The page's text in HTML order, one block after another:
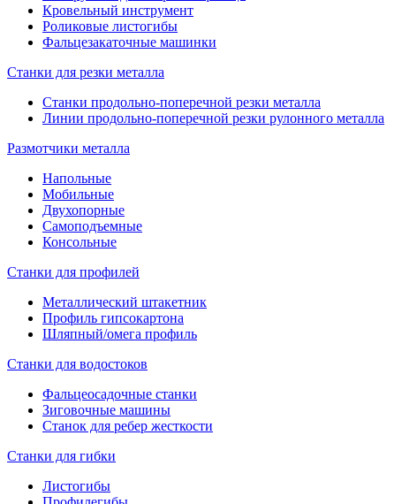
Кровельный инструмент
Роликовые листогибы
Фальцезакаточные машинки
Станки для резки металла
Станки продольно-поперечной резки металла
Линии продольно-поперечной резки рулонного металла
Размотчики металла
Напольные
Мобильные
Двухопорные
Самоподъемные
Консольные
Станки для профилей
Металлический штакетник
Профиль гипсокартона
Шляпный/омега профиль
Станки для водостоков
Фальцеосадочные станки
Зиговочные машины
Станок для ребер жесткости
Станки для гибки
Листогибы